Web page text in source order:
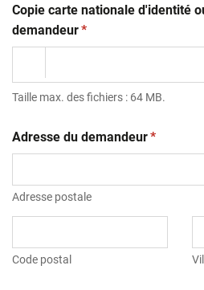
Copie carte nationale d'identité
demandeur(obligatoire)
*
Taille max. des fichiers : 64 MB.
Adresse du demandeur*
Adresse postale
Code postal